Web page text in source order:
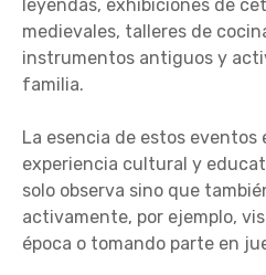
leyendas, exhibiciones de
medievales, talleres de
instrumentos antiguos y
familia.
La esencia de estos eventos
experiencia cultural y
solo observa sino que
activamente, por ejemplo,
época o tomando parte en